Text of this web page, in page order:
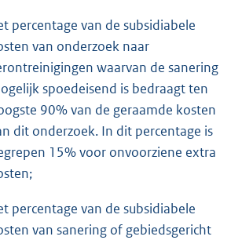
percentage van de subsidiabele
van onderzoek naar
waarvan de sanering
spoedeisend is bedraagt ten
90% van de geraamde kosten
dit onderzoek. In dit percentage is
15% voor onvoorziene extra
percentage van de subsidiabele
van sanering of gebiedsgericht